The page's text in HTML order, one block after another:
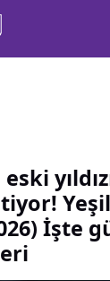
Yeşil
İşte
Galatasaray